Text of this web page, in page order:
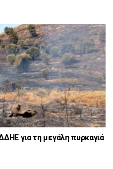
για τη μεγάλη πυρκαγιά